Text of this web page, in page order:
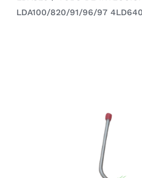
LDA100/820/91/96/97